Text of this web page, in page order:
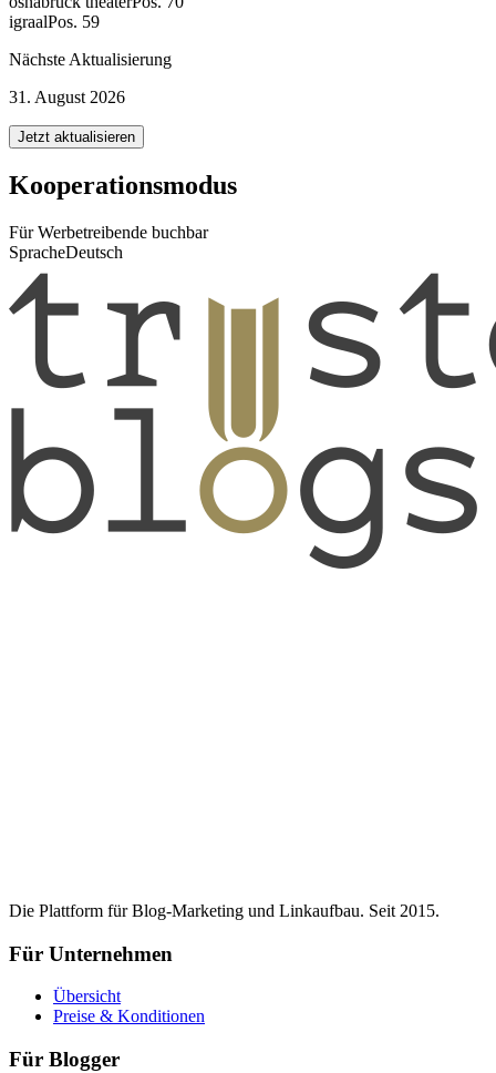
igraalPos. 59
Nächste Aktualisierung
31. August 2026
Jetzt aktualisieren
Kooperationsmodus
Für Werbetreibende buchbar
SpracheDeutsch
Die Plattform für Blog-Marketing und Linkaufbau. Seit 2015.
Für Unternehmen
Übersicht
Preise & Konditionen
Für Blogger